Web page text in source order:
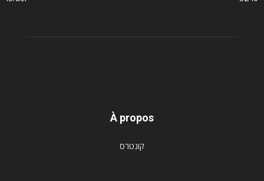
À propos
קונטרס